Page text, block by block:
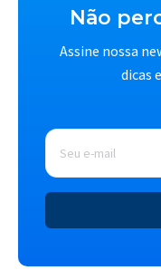
Não
Assine nossa
dicas
E-
mail *